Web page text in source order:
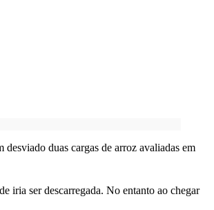
duas cargas de arroz avaliadas em
iria ser descarregada. No entanto ao chegar